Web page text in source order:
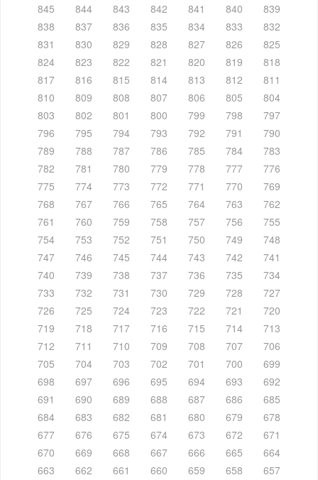
845
844 843 842 841 840
839
838
837 836 835 834 833
832
831
830 829 828 827 826
825
824
823 822 821 820 819
818
817
816 815 814 813 812
811
810
809 808 807 806 805
804
803
802 801 800 799 798
797
796
795 794 793 792 791
790
789
788 787 786 785 784
783
782
781 780 779 778 777
776
775
774 773 772 771 770
769
768
767 766 765 764 763
762
761
760 759 758 757 756
755
754
753 752 751 750 749
748
747
746 745 744 743 742
741
740
739 738 737 736 735
734
733
732 731 730 729 728
727
726
725 724 723 722 721
720
719
718 717 716 715 714
713
712
711 710 709 708 707
706
705
704 703 702 701 700
699
698
697 696 695 694 693
692
691
690 689 688 687 686
685
684
683 682 681 680 679
678
677
676 675 674 673 672
671
670
669 668 667 666 665
664
663
662 661 660 659 658
657